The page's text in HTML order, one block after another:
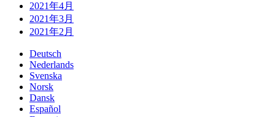
2021年4月
2021年3月
2021年2月
Deutsch
Nederlands
Svenska
Norsk
Dansk
Español